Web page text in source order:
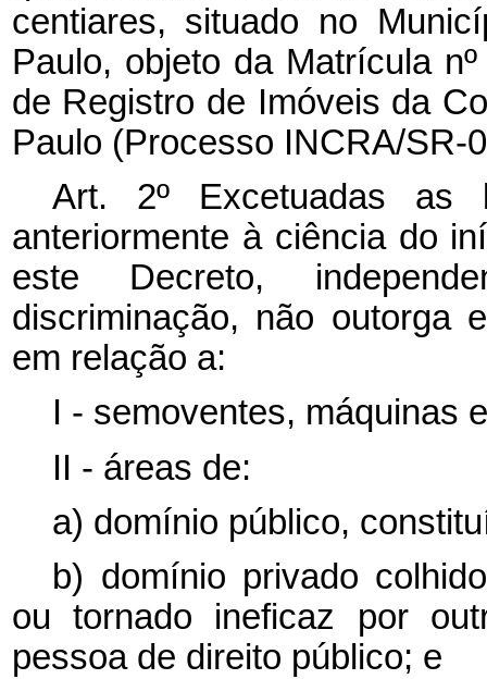
centiares, situado no
Paulo, objeto da Matrícula
de Registro de Imóveis da
Paulo (Processo INCRA/SR-
Art. 2º Excetuadas as
anteriormente à ciência do
este Decreto,
discriminação, não outorga
em relação a:
I - semoventes, máquinas
II - áreas de:
a) domínio público,
b) domínio privado
ou tornado ineficaz por
pessoa de direito público; e